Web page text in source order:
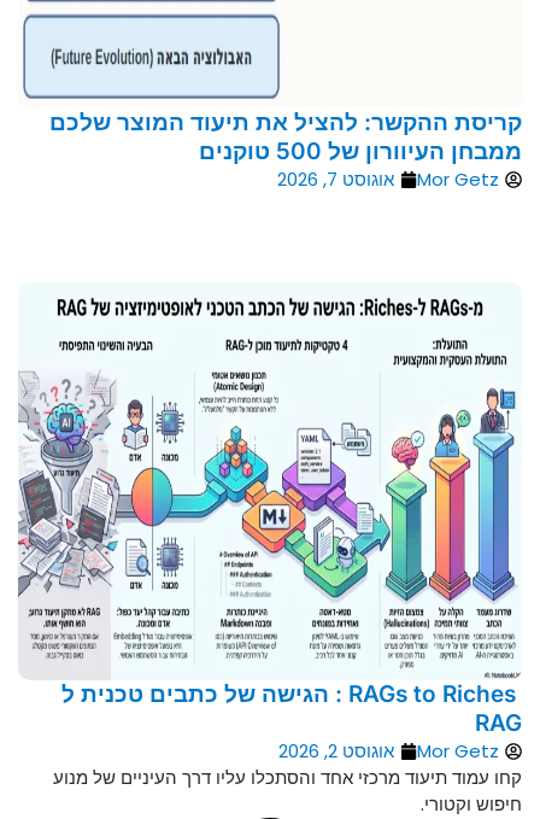
קריסת ההקשר: להציל את תיעוד המוצר שלכם
ממבחן העיוורון של 500 טוקנים
Mor Getz אוגוסט 7, 2026
RAGs to Riches : הגישה של כתבים טכנית ל
RAG
Mor Getz
אוגוסט 2, 2026
קחו עמוד תיעוד מרכזי אחד והסתכלו עליו דרך העיניים של מנוע
חיפוש וקטורי.